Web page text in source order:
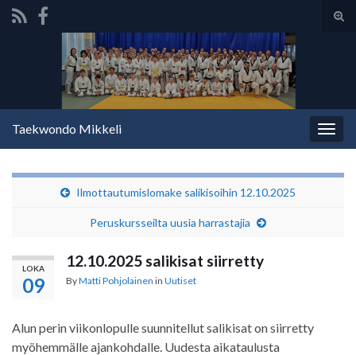
Search for:
Taekwondo Mikkeli
Ilmottautumislomake salikisoihin 12.10.2025
Peruskursseilta uusia harrastajia
LOKA
09
12.10.2025 salikisat siirretty
ByMatti Pohjolainen in Uutiset
Alun perin viikonlopulle suunnitellut salikisat on siirretty
myöhemmälle ajankohdalle. Uudesta aikataulusta